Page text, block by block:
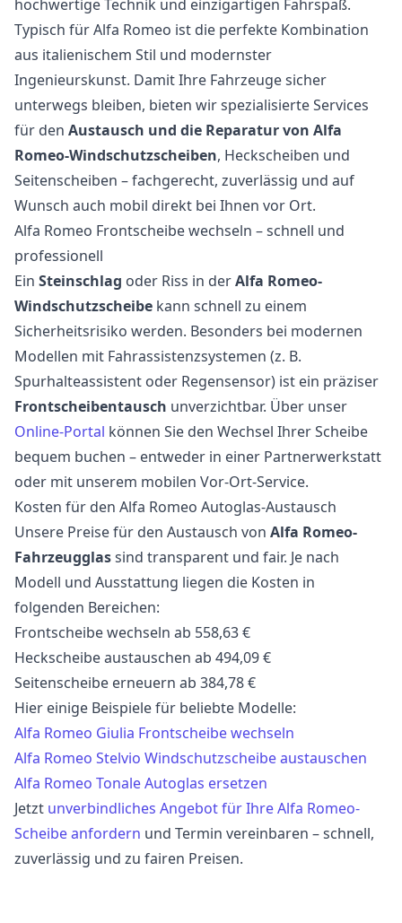
hochwertige Technik und einzigartigen Fahrspaß.
Typisch für Alfa Romeo ist die perfekte Kombination
aus italienischem Stil und modernster
Ingenieurskunst. Damit Ihre Fahrzeuge sicher
unterwegs bleiben, bieten wir spezialisierte Services
für den Austausch und die Reparatur von Alfa
Romeo-Windschutzscheiben, Heckscheiben und
Seitenscheiben – fachgerecht, zuverlässig und auf
Wunsch auch mobil direkt bei Ihnen vor Ort.
Alfa Romeo Frontscheibe wechseln – schnell und
professionell
Ein Steinschlag oder Riss in derAlfa Romeo-
Windschutzscheibe kann schnell zu einem
Sicherheitsrisiko werden. Besonders bei modernen
Modellen mit Fahrassistenzsystemen (z. B.
Spurhalteassistent oder Regensensor) ist ein präziser
Frontscheibentausch unverzichtbar. Über unser
Online-Portal können Sie den Wechsel Ihrer Scheibe
bequem buchen – entweder in einer Partnerwerkstatt
oder mit unserem mobilen Vor-Ort-Service.
Kosten für den Alfa Romeo Autoglas-Austausch
Unsere Preise für den Austausch von Alfa Romeo-
Fahrzeugglassind transparent und fair. Je nach
Modell und Ausstattung liegen die Kosten in
folgenden Bereichen:
Frontscheibe wechseln ab 558,63 €
Heckscheibe austauschen ab 494,09 €
Seitenscheibe erneuern ab 384,78 €
Hier einige Beispiele für beliebte Modelle:
Alfa Romeo Giulia Frontscheibe wechseln
Alfa Romeo Stelvio Windschutzscheibe austauschen
Alfa Romeo Tonale Autoglas ersetzen
Jetzt unverbindliches Angebot für Ihre Alfa Romeo-
Scheibe anfordern und Termin vereinbaren – schnell,
zuverlässig und zu fairen Preisen.